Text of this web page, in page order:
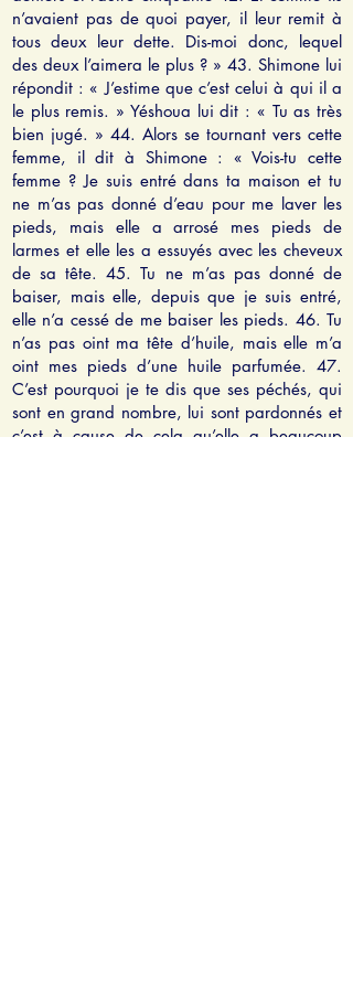
n’avaient pas de quoi payer, il leur remit à
tous deux leur dette. Dis-moi donc, lequel
des deux l’aimera le plus ? » 43. Shimone lui
répondit : « J’estime que c’est celui à qui il a
le plus remis. » Yéshoua lui dit : « Tu as très
bien jugé. » 44. Alors se tournant vers cette
femme, il dit à Shimone : « Vois-tu cette
femme ? Je suis entré dans ta maison et tu
ne m’as pas donné d’eau pour me laver les
pieds, mais elle a arrosé mes pieds de
larmes et elle les a essuyés avec les cheveux
de sa tête. 45. Tu ne m’as pas donné de
baiser, mais elle, depuis que je suis entré,
elle n’a cessé de me baiser les pieds. 46. Tu
n’as pas oint ma tête d’huile, mais elle m’a
oint mes pieds d’une huile parfumée. 47.
C’est pourquoi je te dis que ses péchés, qui
sont en grand nombre, lui sont pardonnés et
c’est à cause de cela qu’elle a beaucoup